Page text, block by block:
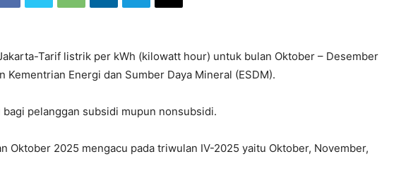
Tarif listrik per kWh (kilowatt hour) untuk bulan Oktober – Desember
Kementrian Energi dan Sumber Daya Mineral (ESDM).
pelanggan subsidi mupun nonsubsidi.
Oktober 2025 mengacu pada triwulan IV-2025 yaitu Oktober, November,